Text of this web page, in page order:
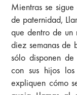
Mientras se
de paternidad,
que dentro de un
diez semanas de
sólo disponen
con sus hijos
expliquen cómo